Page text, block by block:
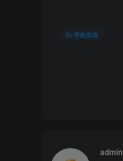
早教资源
admin